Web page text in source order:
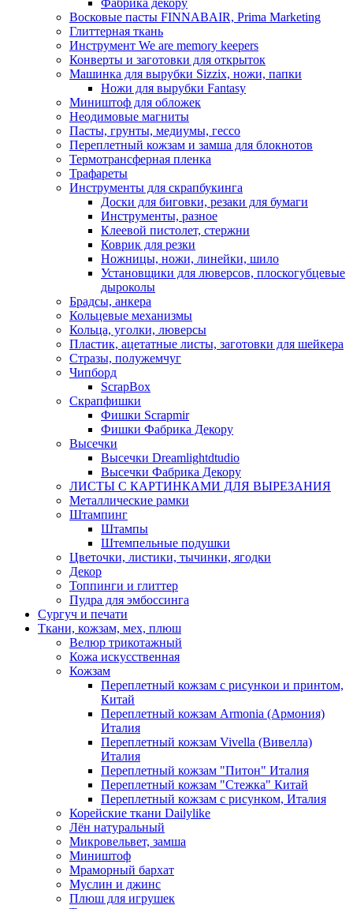
Восковые пасты FINNABAIR, Prima Marketing
Глиттерная ткань
Инструмент We are memory keepers
Конверты и заготовки для открыток
Машинка для вырубки Sizzix, ножи, папки
Ножи для вырубки Fantasy
Миништоф для обложек
Неодимовые магниты
Пасты, грунты, медиумы, гессо
Переплетный кожзам и замша для блокнотов
Термотрансферная пленка
Трафареты
Инструменты для скрапбукинга
Доски для биговки, резаки для бумаги
Инструменты, разное
Клеевой пистолет, стержни
Коврик для резки
Ножницы, ножи, линейки, шило
Установщики для люверсов, плоскогубцевые
дыроколы
Брадсы, анкера
Кольцевые механизмы
Кольца, уголки, люверсы
Пластик, ацетатные листы, заготовки для шейкера
Стразы, полужемчуг
Чипборд
ScrapBox
Скрапфишки
Фишки Scrapmir
Фишки Фабрика Декору
Высечки
Высечки Dreamlightdtudio
Высечки Фабрика Декору
ЛИСТЫ С КАРТИНКАМИ ДЛЯ ВЫРЕЗАНИЯ
Металлические рамки
Штампинг
Штампы
Штемпельные подушки
Цветочки, листики, тычинки, ягодки
Декор
Топпинги и глиттер
Пудра для эмбоссинга
Сургуч и печати
Ткани, кожзам, мех, плюш
Велюр трикотажный
Кожа искусственная
Кожзам
Переплетный кожзам с рисункои и принтом,
Китай
Переплетный кожзам Armonia (Армония)
Италия
Переплетный кожзам Vivella (Вивелла)
Италия
Переплетный кожзам "Питон" Италия
Переплетный кожзам "Стежка" Китай
Переплетный кожзам с рисунком, Италия
Корейские ткани Dailylike
Лён натуральный
Микровельвет, замша
Миништоф
Мраморный бархат
Муслин и джинс
Плюш для игрушек